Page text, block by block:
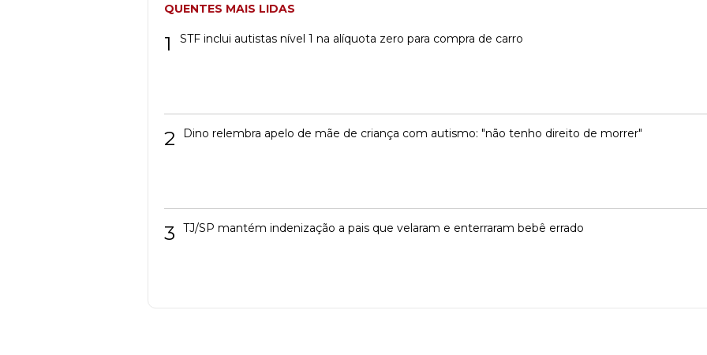
QUENTES MAIS LIDAS
1 STF inclui autistas nível 1 na alíquota zero para compra de carro
2 Dino relembra apelo de mãe de criança com autismo: "não tenho direito de morrer"
3 TJ/SP mantém indenização a pais que velaram e enterraram bebê errado